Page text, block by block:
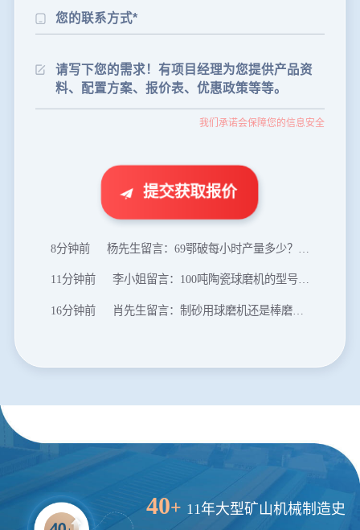
我们承诺会保障您的信息安全
提交获取报价
24分钟前 朱先生留言：制砂机3000吨一套多少钱？
35分钟前 张先生留言：碎石机有几种型号？碎石机械设备一套价格？
武先生留言：年产100万吨机制砂，用什么设备？
王先生留言：建一条石料破碎生产线，规模300吨/小时，提供设备选型和报价。
陈先生留言：每小时100吨建筑垃圾粉碎机？推荐用什么型号？
8分钟前 杨先生留言：69鄂破每小时产量多少？参数和工作视频。
11分钟前 李小姐留言：100吨陶瓷球磨机的型号和参数？
16分钟前 肖先生留言：制砂用球磨机还是棒磨机？每小时100吨价格。
24分钟前 朱先生留言：制砂机3000吨一套多少钱？
谢先生留言：球磨机多少钱一台？提供型号和参数。
王先生留言：建一条石料破碎生产线，规模300吨/小时，提供设备选型和报价。
5分钟前 陈先生留言：每小时100吨建筑垃圾粉碎机？推荐用什么型号？
40+ 11年大型矿山机械制造史